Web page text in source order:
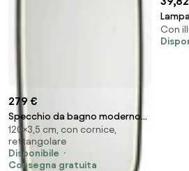
279 €
Specchio da bagno moderno
nero con LED e dimmer touch -
Geraldien
120×3,5 cm, con cornice,
rettangolare
Disponibile
Consegna gratuita
78cm
Con